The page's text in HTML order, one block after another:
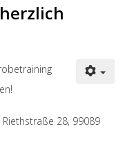
28, 99089